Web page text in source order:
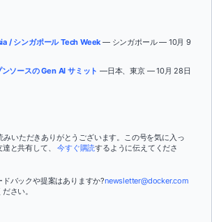
/ シンガポール Tech Week — シンガポール — 10月 9
ソースの Gen AI サミット —日本、東京 — 10月 28日
いただきありがとうございます。この号を気に入っ
達と共有して、今すぐ購読するように伝えてくださ
バックや提案はありますか?newsletter@docker.com
さい。